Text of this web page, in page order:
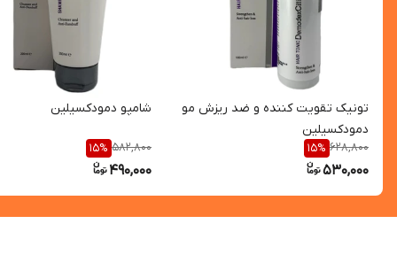
تونیک تقویت کننده و ضد ریزش مو
دمودکسیلین
628,800
15%
530,000
شامپو دمودکسیلین
582,800
15%
490,000